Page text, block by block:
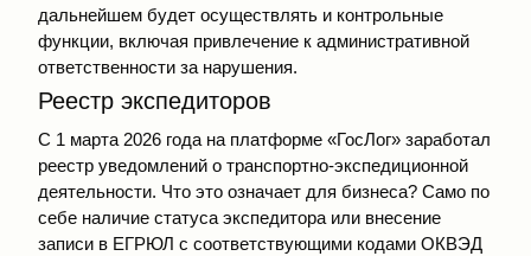
дальнейшем будет осуществлять и контрольные
функции, включая привлечение к административной
ответственности за нарушения.
Реестр экспедиторов
С 1 марта 2026 года на платформе «ГосЛог» заработал
реестр уведомлений о транспортно-экспедиционной
деятельности. Что это означает для бизнеса? Само по
себе наличие статуса экспедитора или внесение
записи в ЕГРЮЛ с соответствующими кодами ОКВЭД